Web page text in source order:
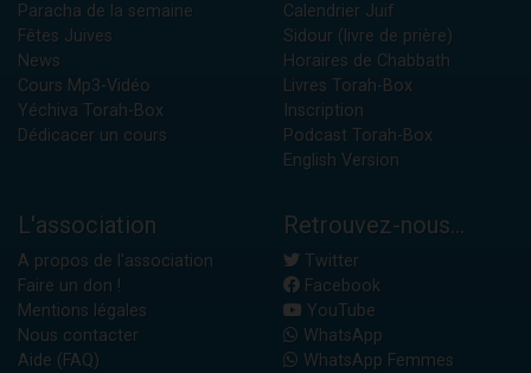
Paracha de la semaine
Fêtes Juives
News
Cours Mp3-Vidéo
Yéchiva Torah-Box
Dédicacer un cours
Calendrier Juif
Sidour (livre de prière)
Horaires de Chabbath
Livres Torah-Box
Inscription
Podcast Torah-Box
English Version
L'association
A propos de l'association
Faire un don !
Mentions légales
Nous contacter
Aide (FAQ)
Retrouvez-nous...
Twitter
Facebook
YouTube
WhatsApp
WhatsApp Femmes